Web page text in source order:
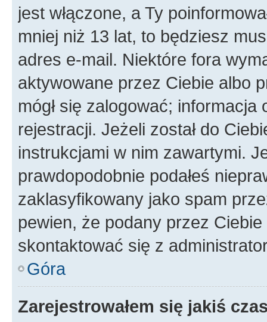
jest włączone, a Ty
mniej niż 13 lat, to będziesz
adres e-mail. Niektóre fora
aktywowane przez Ciebie albo
mógł się zalogować;
rejestracji. Jeżeli został do
instrukcjami w nim zawartymi.
prawdopodobnie podałeś
zaklasyfikowany jako spam
pewien, że podany przez
skontaktować się z
Góra
Zarejestrowałem się jakiś